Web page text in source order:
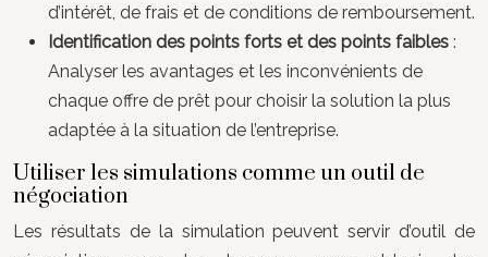
d’intérêt, de frais et de conditions de remboursement.
Identification des points forts et des points faibles :
Analyser les avantages et les inconvénients de
chaque offre de prêt pour choisir la solution la plus
adaptée à la situation de l’entreprise.
Utiliser les simulations comme un outil de
négociation
Les résultats de la simulation peuvent servir d’outil de